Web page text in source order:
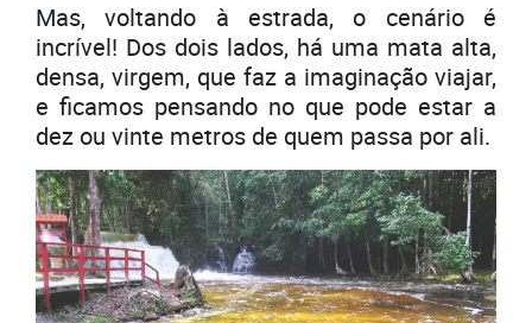
Mas, voltando à estrada, o cenário é
incrível! Dos dois lados, há uma mata alta,
densa, virgem, que faz a imaginação viajar,
e ficamos pensando no que pode estar a
dez ou vinte metros de quem passa por ali.